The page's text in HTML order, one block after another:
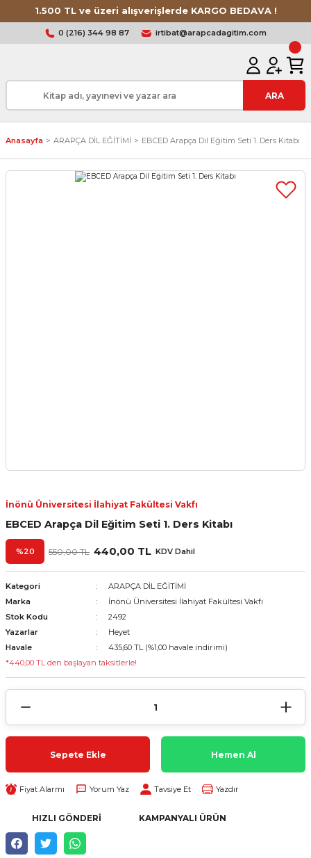
1.500 TL ve üzeri alışverişlerde KARGO BEDAVA !
0 (216) 344 98 87 irtibat@arapcadagitim.com
ARA
Anasayfa ARAPÇA DİL EĞİTİMİ EBCED Arapça Dil Eğitim Seti 1. Ders Kitabı
İnönü Üniversitesi İlahiyat Fakültesi Vakfı
EBCED Arapça Dil Eğitim Seti 1. Ders Kitabı
%20 550,00 TL 440,00 TL KDV Dahil
Kategori
ARAPÇA DİL EĞİTİMİ
Marka
İnönü Üniversitesi İlahiyat Fakültesi Vakfı
Stok Kodu
2492
Yazarlar
Heyet
Havale
435,60 TL (%1,00 havale indirimi)
*440,00 TL den başlayan taksitlerle!
Sepete Ekle Hemen Al
Fiyat Alarmı Yorum Yaz Tavsiye Et Yazdır
HIZLI GÖNDERI KAMPANYALI ÜRÜN